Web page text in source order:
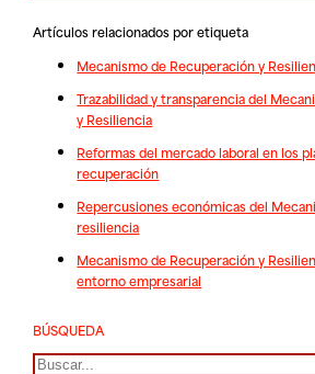
Artículos relacionados por etiqueta
Mecanismo de Recuperación y
Trazabilidad y transparencia del
y Resiliencia
Reformas del mercado laboral en los
recuperación
Repercusiones económicas del
resiliencia
Mecanismo de Recuperación y
entorno empresarial
BÚSQUEDA
Buscar